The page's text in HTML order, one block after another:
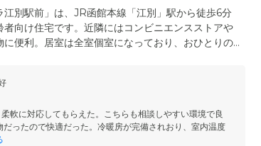
別駅前」は、JR函館本線「江別」駅から徒歩6分
向け住宅です。近隣にはコンビニエンスストアや
便利。居室は全室個室になっており、おひとりの
に連絡可能。スタッフは24時間体制で常駐してお
軟に対応してもらえた。こちらも相談しやすい環境で良
ったので快適だった。冷暖房が完備されおり、室内温度